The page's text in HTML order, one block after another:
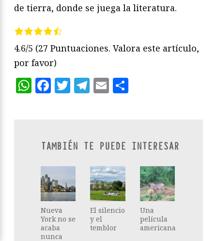
de tierra, donde se juega la literatura.
4.6/5 (27 Puntuaciones. Valora este artículo,
por favor)
WhatsApp
Facebook
Twitter
Telegram
Email
TAMBIÉN TE PUEDE INTERESAR
Nueva
York no se
acaba
nunca
El silencio
y el
temblor
Una
película
americana